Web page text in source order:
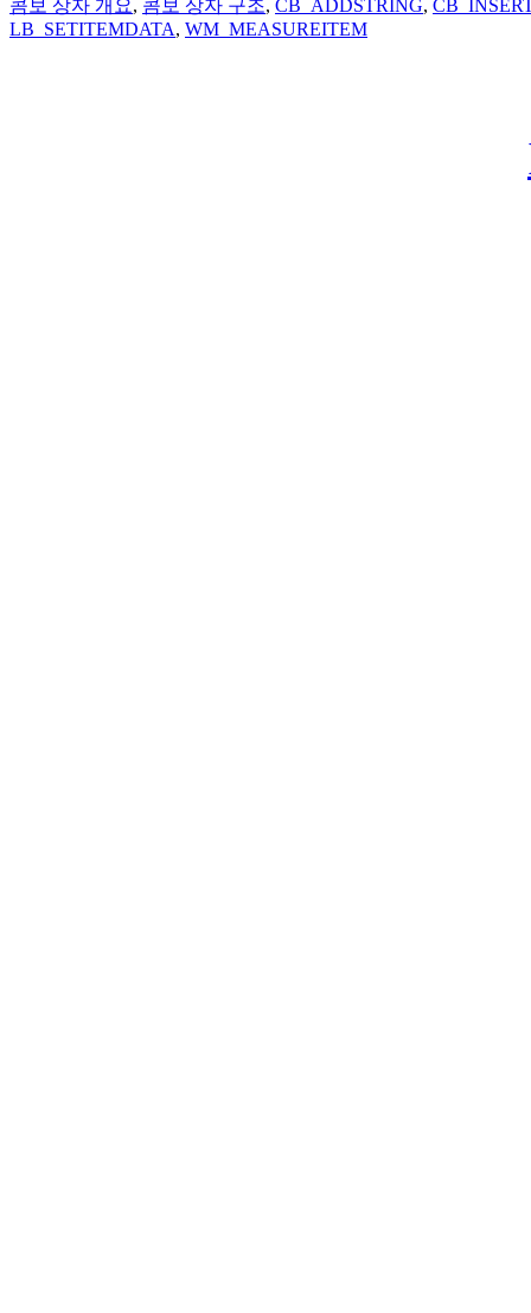
콤보 상자 개요, 콤보 상자 구조, CB_ADDSTRING,
LB_SETITEMDATA, WM_MEASUREITEM